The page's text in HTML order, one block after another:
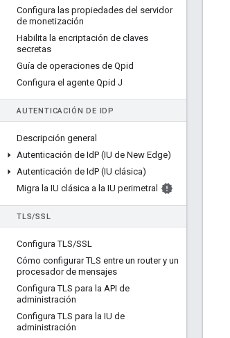
Configura las propiedades del servidor
de monetización
Habilita la encriptación de claves
secretas
Guía de operaciones de Qpid
Configura el agente Qpid J
AUTENTICACIÓN DE IDP
Descripción general
Autenticación de IdP (IU de New Edge)
Autenticación de IdP (IU clásica)
Migra la IU clásica a la IU perimetral
TLS/SSL
Configura TLS/SSL
Cómo configurar TLS entre un router y un
procesador de mensajes
Configura TLS para la API de
administración
Configura TLS para la IU de
administración